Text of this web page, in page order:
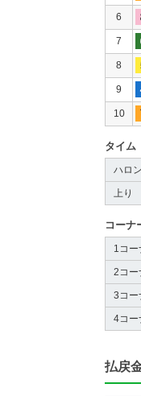
6
7
8
9
10
タイム
ハロ
上り
コーナ
1コー
2コー
3コー
4コー
払戻